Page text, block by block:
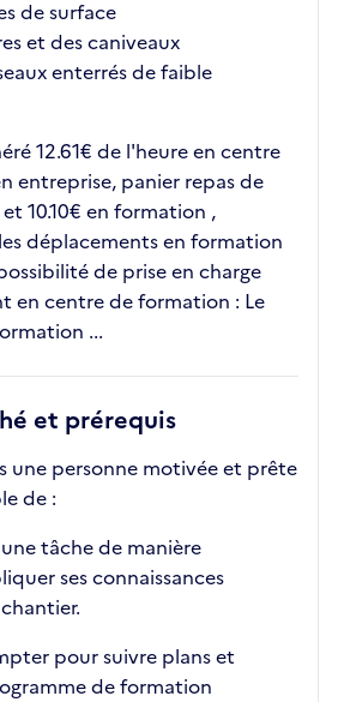
de surface
et des caniveaux
enterrés de faible
12.61€ de l'heure en centre
entreprise, panier repas de
10.10€ en formation ,
déplacements en formation
de prise en charge
en centre de formation : Le
...
et prérequis
une personne motivée et prête
de :
tâche de manière
ses connaissances
pour suivre plans et
de formation